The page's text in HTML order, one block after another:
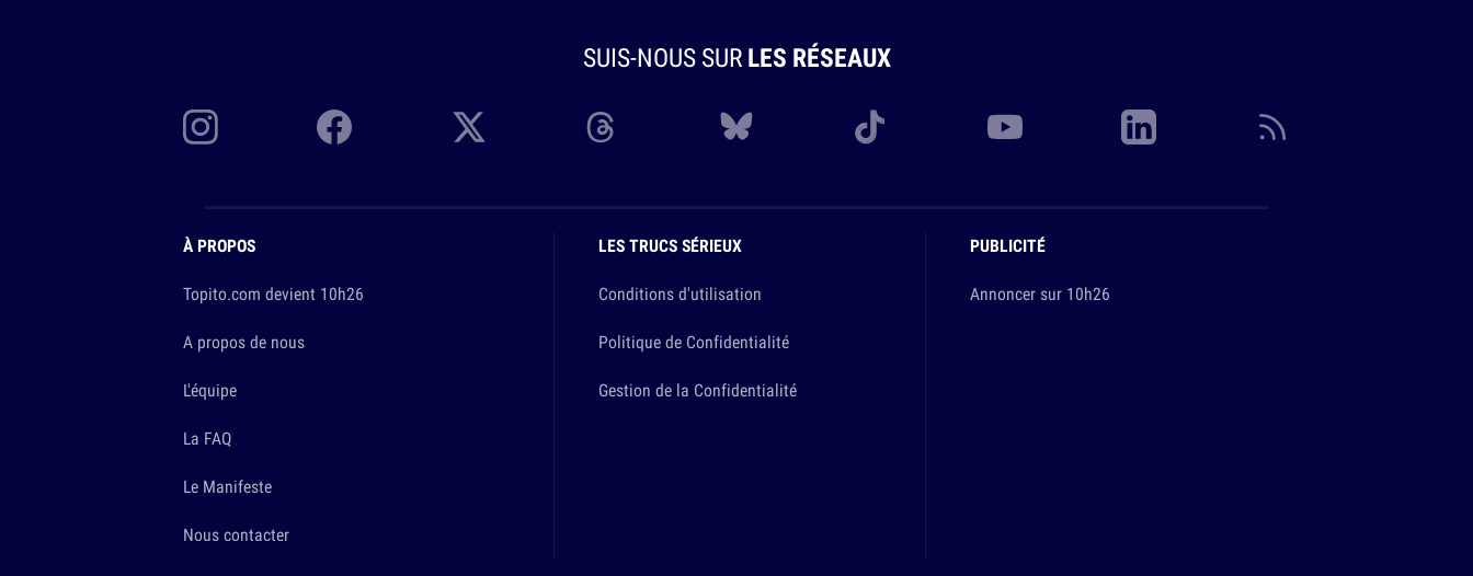
SUIS-NOUS SURLES RÉSEAUX
À PROPOS
Topito.com devient 10h26
A propos de nous
L'équipe
La FAQ
Le Manifeste
Nous contacter
LES TRUCS SÉRIEUX
Conditions d'utilisation
Politique de Confidentialité
Gestion de la Confidentialité
PUBLICITÉ
Annoncer sur 10h26